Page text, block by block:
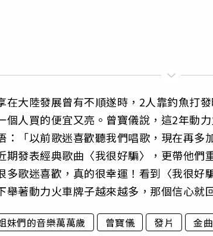
在大陸發展曾有不順遂時，2人靠釣魚打
個人買的便宜又亮。曾寶儀說，這2年動
：「以前歌迷喜歡聽我們唱歌，現在再多
期發表經典歌曲〈我很好騙〉，更帶他們
多歌迷喜歡，真的很幸運！看到〈我很好
舉著動力火車牌子越來越多，那個信心就
妹們的音樂萬萬歲 曾寶儀 發片 金